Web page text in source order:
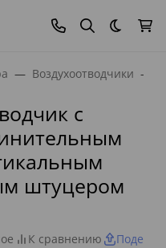
Темная
Воздухоотводчики
с
штуцером
К сравнению